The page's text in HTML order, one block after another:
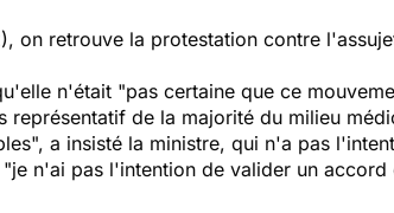
on retrouve la protestation contre
n'était "pas certaine que ce
de la majorité du milieu
a insisté la ministre, qui n'a pas
n'ai pas l'intention de valider un accord